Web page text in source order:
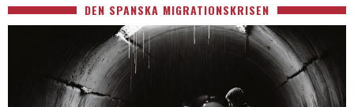
DEN SPANSKA MIGRATIONSKRISEN